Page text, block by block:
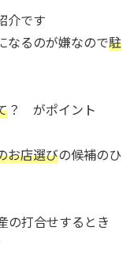
介です
なるのが嫌なので駐
？ がポイント
お店選びの候補のひ
の打合せするとき